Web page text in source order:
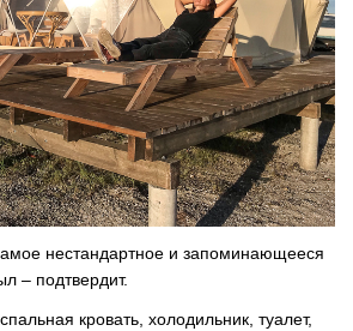
нестандартное и запоминающееся
– подтвердит.
кровать, холодильник, туалет,